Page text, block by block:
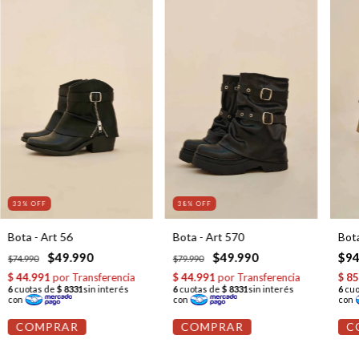
33 % OFF
Bota - Art 56
$74.990 $49.990
COMPRAR
38% OFF
Bota - Art 570
$79.990 $49.990
COMPRAR